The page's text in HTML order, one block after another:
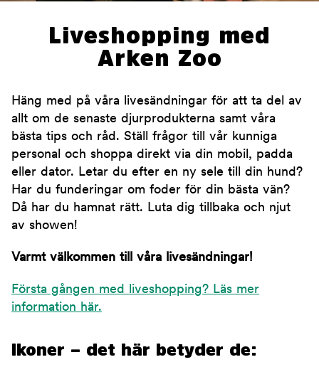
Liveshopping med
Arken Zoo
Häng med på våra livesändningar för att ta del av
allt om de senaste djurprodukterna samt våra
bästa tips och råd. Ställ frågor till vår kunniga
personal och shoppa direkt via din mobil, padda
eller dator. Letar du efter en ny sele till din hund?
Har du funderingar om foder för din bästa vän?
Då har du hamnat rätt. Luta dig tillbaka och njut
av showen!
Varmt välkommen till våra livesändningar!
Första gången med liveshopping? Läs mer
information här.
Ikoner – det här betyder de: